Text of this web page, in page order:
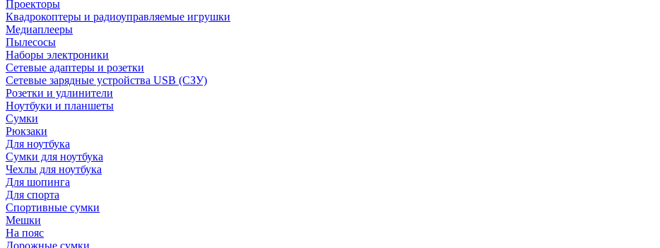
Проекторы
Квадрокоптеры и радиоуправляемые игрушки
Медиаплееры
Пылесосы
Наборы электроники
Сетевые адаптеры и розетки
Сетевые зарядные устройства USB (СЗУ)
Розетки и удлинители
Ноутбуки и планшеты
Сумки
Рюкзаки
Для ноутбука
Сумки для ноутбука
Чехлы для ноутбука
Для шопинга
Для спорта
Спортивные сумки
Мешки
На пояс
Дорожные сумки